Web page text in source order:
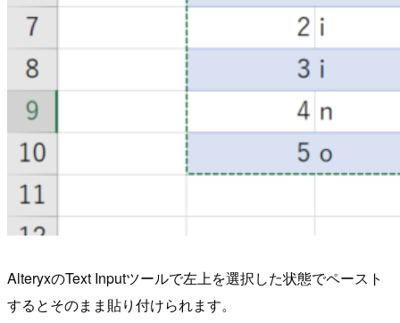
AlteryxのText Inputツールで左上を選択した状態でペースト
するとそのまま貼り付けられます。